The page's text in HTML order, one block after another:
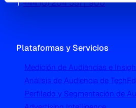
T+44 (0) 204 5577 900
Plataformas y Servicios
Medición de Audiencias e
Análisis de Audiencia de
Perfilado y Segmentación de